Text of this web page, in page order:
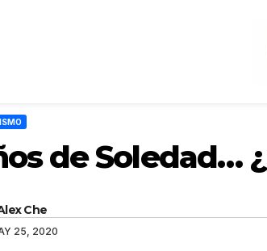
de Soledad…
Che
25, 2020